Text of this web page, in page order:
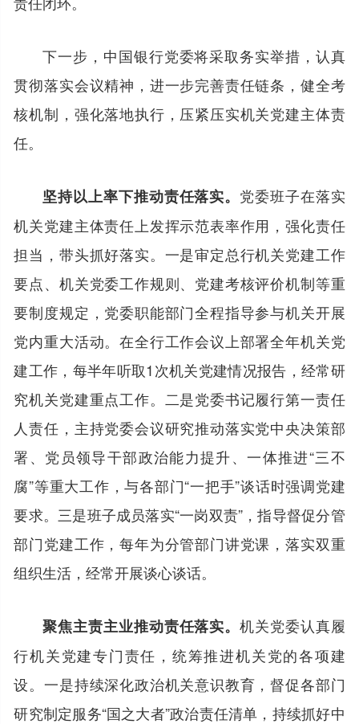
下一步，中国银行党委将采取务实举措，认真
贯彻落实会议精神，进一步完善责任链条，健全考
核机制，强化落地执行，压紧压实机关党建主体责
任。
坚持以上率下推动责任落实。 党委班子在落实
机关党建主体责任上发挥示范表率作用，强化责任
担当，带头抓好落实。一是审定总行机关党建工作
要点、机关党委工作规则、党建考核评价机制等重
要制度规定，党委职能部门全程指导参与机关开展
党内重大活动。在全行工作会议上部署全年机关党
建工作，每半年听取1次机关党建情况报告，经常研
究机关党建重点工作。二是党委书记履行第一责任
人责任，主持党委会议研究推动落实党中央决策部
署、党员领导干部政治能力提升、一体推进“三不
腐”等重大工作，与各部门“一把手”谈话时强调党建
要求。三是班子成员落实“一岗双责”，指导督促分管
部门党建工作，每年为分管部门讲党课，落实双重
组织生活，经常开展谈心谈话。
聚焦主责主业推动责任落实。机关党委认真履
行机关党建专门责任，统筹推进机关党的各项建
设。一是持续深化政治机关意识教育，督促各部门
研究制定服务“国之大者”政治责任清单，持续抓好中